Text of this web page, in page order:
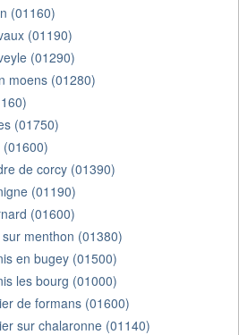
(01160)
(01190)
(01290)
moens (01280)
(01750)
de corcy (01390)
(01190)
(01600)
menthon (01380)
en bugey (01500)
les bourg (01000)
de formans (01600)
sur chalaronne (01140)